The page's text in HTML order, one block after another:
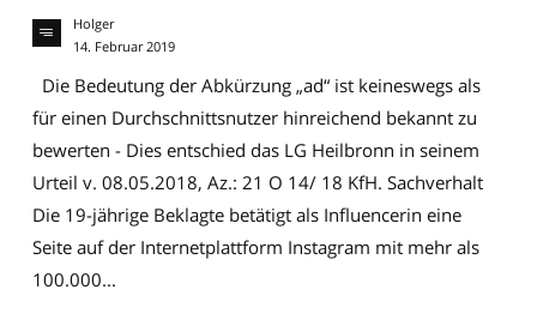
Holger
14. Februar 2019
Die Bedeutung der Abkürzung „ad“ ist keineswegs als
für einen Durchschnittsnutzer hinreichend bekannt zu
bewerten - Dies entschied das LG Heilbronn in seinem
Urteil v. 08.05.2018, Az.: 21 O 14/ 18 KfH. Sachverhalt
Die 19-jährige Beklagte betätigt als Influencerin eine
Seite auf der Internetplattform Instagram mit mehr als
100.000...